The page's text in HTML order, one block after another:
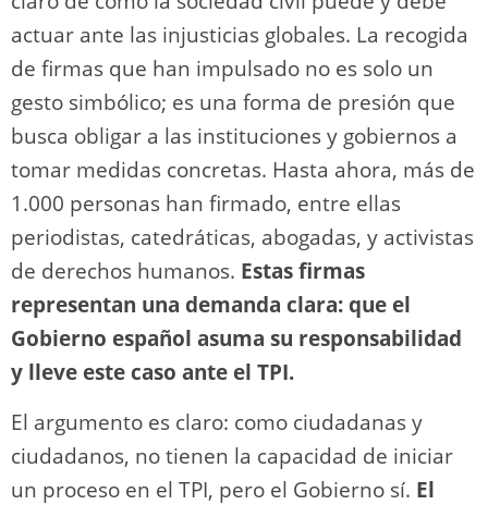
actuar ante las injusticias globales. La recogida
de firmas que han impulsado no es solo un
gesto simbólico; es una forma de presión que
busca obligar a las instituciones y gobiernos a
tomar medidas concretas. Hasta ahora, más de
1.000 personas han firmado, entre ellas
periodistas, catedráticas, abogadas, y activistas
de derechos humanos. Estas firmas
representan una demanda clara: que el
Gobierno español asuma su responsabilidad
y lleve este caso ante el TPI.
El argumento es claro: como ciudadanas y
ciudadanos, no tienen la capacidad de iniciar
un proceso en el TPI, pero el Gobierno sí. El